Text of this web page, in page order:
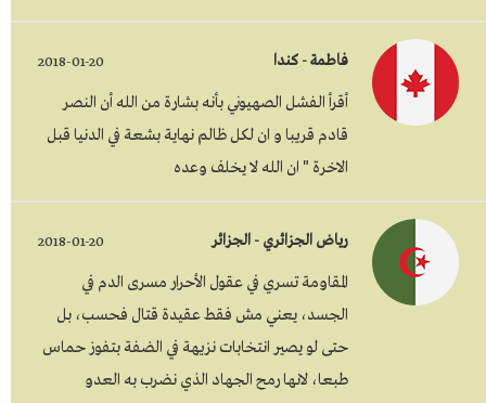
فاطمة - كندا 2018-01-20
أقرأ الفشل الصهيوني بأنه بشارة من الله أن النصر
قادم قريبا و ان لكل ظالم نهاية بشعة في الدنيا قبل
الاخرة " ان الله لا يخلف وعده
رياض الجزائري - الجزائر 2018-01-20
المقاومة تسري في عقول الأحرار مسرى الدم في
الجسد، يعني مش فقط عقيدة قتال فحسب، بل
حتى لو يصير انتخابات نزيهة في الضفة بتفوز حماس
طبعا، لانها رمح الجهاد الذي نضرب به العدو